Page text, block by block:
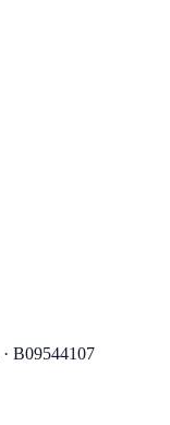
· B09544107